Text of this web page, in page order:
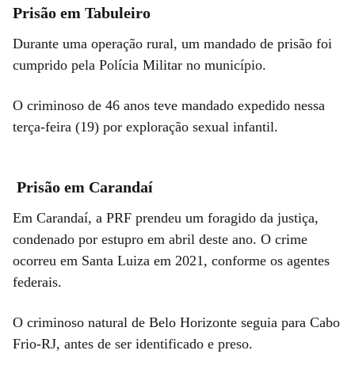
Prisão em Tabuleiro
Durante uma operação rural, um mandado de prisão foi
cumprido pela Polícia Militar no município.
O criminoso de 46 anos teve mandado expedido nessa
terça-feira (19) por exploração sexual infantil.
Prisão em Carandaí
Em Carandaí, a PRF prendeu um foragido da justiça,
condenado por estupro em abril deste ano. O crime
ocorreu em Santa Luiza em 2021, conforme os agentes
federais.
O criminoso natural de Belo Horizonte seguia para Cabo
Frio-RJ, antes de ser identificado e preso.